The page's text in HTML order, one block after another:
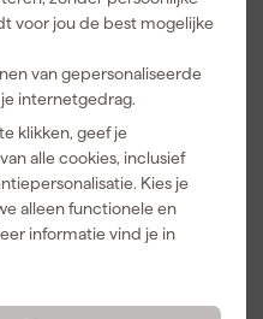
voor jou de best mogelijke
van gepersonaliseerde
internetgedrag.
klikken, geef je
alle cookies, inclusief
Kies je
alleen functionele en
informatie vind je in
- 9
(5st)
Makita P-
43284
Schuurband
Red - K100 - 9
x 533mm (5st)
bezorgd